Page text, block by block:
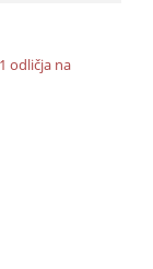
odličja na